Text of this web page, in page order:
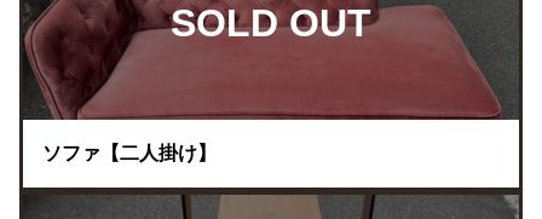
SOLD OUT
ソファ【二人掛け】